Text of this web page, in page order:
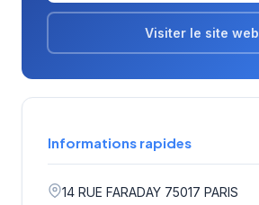
Visiter le site web
Informations rapides
14 RUE FARADAY 75017 PARIS